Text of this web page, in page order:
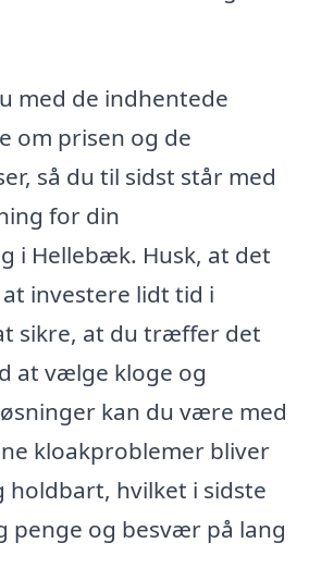
med de indhentede
om prisen og de
så du til sidst står med
for din
i Hellebæk. Husk, at det
investere lidt tid i
sikre, at du træffer det
at vælge kloge og
kan du være med
kloakproblemer bliver
holdbart, hvilket i sidste
penge og besvær på lang